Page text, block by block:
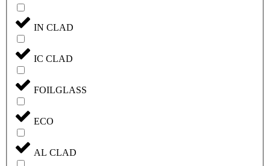
IN CLAD
IC CLAD
FOILGLASS
ECO
AL CLAD